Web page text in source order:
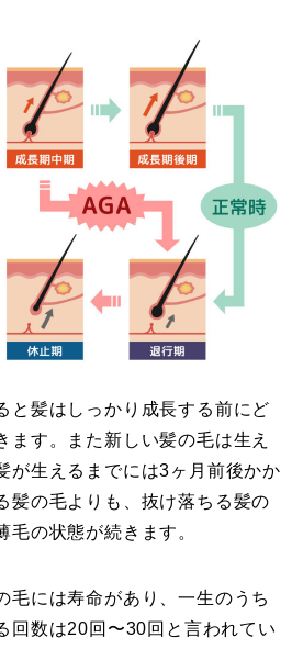
と髪はしっかり成長する前にど
ます。また新しい髪の毛は生え
が生えるまでには3ヶ月前後かか
髪の毛よりも、抜け落ちる髪の
毛の状態が続きます。
毛には寿命があり、一生のうち
回数は20回〜30回と言われてい